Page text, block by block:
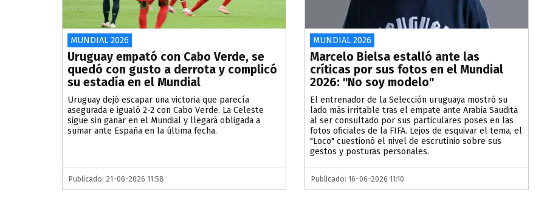
MUNDIAL 2026
Uruguay empató con Cabo Verde, se
quedó con gusto a derrota y complicó
su estadía en el Mundial
Uruguay dejó escapar una victoria que parecía
asegurada e igualó 2-2 con Cabo Verde. La Celeste
sigue sin ganar en el Mundial y llegará obligada a
sumar ante España en la última fecha.
Publicado: 21-06-2026 11:58
MUNDIAL 2026
Marcelo Bielsa estalló ante las
críticas por sus fotos en el Mundial
2026: "No soy modelo"
El entrenador de la Selección uruguaya mostró su
lado más irritable tras el empate ante Arabia Saudita
al ser consultado por sus particulares poses en las
fotos oficiales de la FIFA. Lejos de esquivar el tema, el
"Loco" cuestionó el nivel de escrutinio sobre sus
gestos y posturas personales.
Publicado: 16-06-2026 11:10